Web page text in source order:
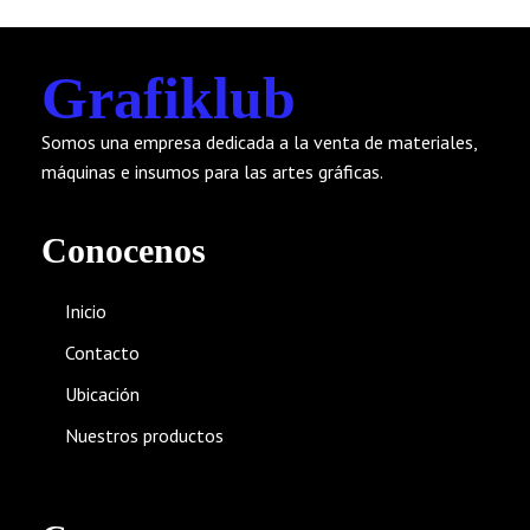
Grafiklub
Somos una empresa dedicada a la venta de materiales,
máquinas e insumos para las artes gráficas.
Conocenos
Inicio
Contacto
Ubicación
Nuestros productos